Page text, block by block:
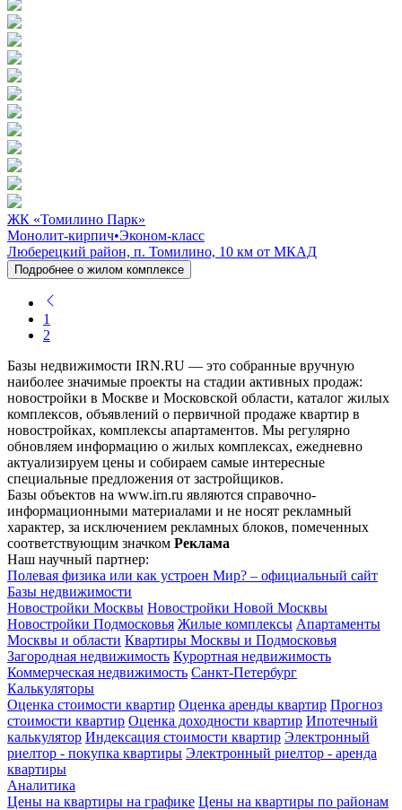
ЖК «Томилино Парк»
Монолит-кирпич•Эконом-класс
Люберецкий район, п. Томилино, 10 км от МКАД
Подробнее о жилом комплексе
1
2
Базы недвижимости IRN.RU — это собранные вручную
наиболее значимые проекты на стадии активных продаж:
новостройки в Москве и Московской области, каталог жилых
комплексов, объявлений о первичной продаже квартир в
новостройках, комплексы апартаментов. Мы регулярно
обновляем информацию о жилых комплексах, ежедневно
актуализируем цены и собираем самые интересные
специальные предложения от застройщиков.
Базы объектов на www.irn.ru являются справочно-
информационными материалами и не носят рекламный
характер, за исключением рекламных блоков, помеченных
соответствующим значком Реклама
Наш научный партнер:
Полевая физика или как устроен Мир? – официальный сайт
Базы недвижимости
Новостройки Москвы Новостройки Новой Москвы
Новостройки Подмосковья Жилые комплексы Апартаменты
Москвы и области Квартиры Москвы и Подмосковья
Загородная недвижимость Курортная недвижимость
Коммерческая недвижимость Санкт-Петербург
Калькуляторы
Оценка стоимости квартир Оценка аренды квартир Прогноз
стоимости квартир Оценка доходности квартир Ипотечный
калькулятор Индексация стоимости квартир Электронный
риелтор - покупка квартиры Электронный риелтор - аренда
квартиры
Аналитика
Цены на квартиры на графике Цены на квартиры по районам